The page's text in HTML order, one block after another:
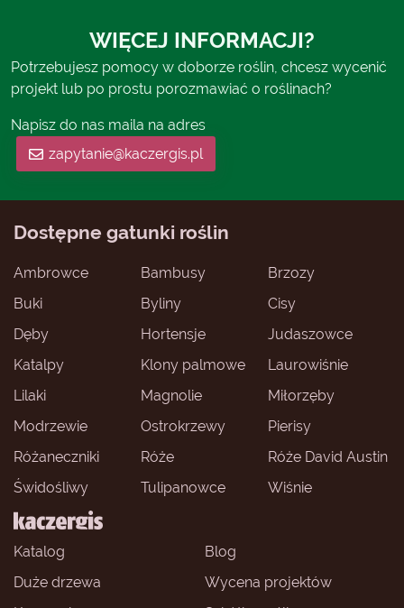
WIĘCEJ INFORMACJI?
Potrzebujesz pomocy w doborze roślin, chcesz wycenić
projekt lub po prostu porozmawiać o roślinach?
Napisz do nas maila na adres
zapytanie@kaczergis.pl
Katalog
Blog
Duże drzewa
Wycena projektów
Dostępne gatunki roślin
Ambrowce Bambusy
Brzozy
Buki
Byliny
Cisy
Dęby
Hortensje
Judaszowce
Katalpy
Klony palmowe
Laurowiśnie
Lilaki
Magnolie
Miłorzęby
Modrzewie
Ostrokrzewy
Pierisy
Różaneczniki
Róże
Róże David Austin
Świdośliwy
Tulipanowce Wiśnie